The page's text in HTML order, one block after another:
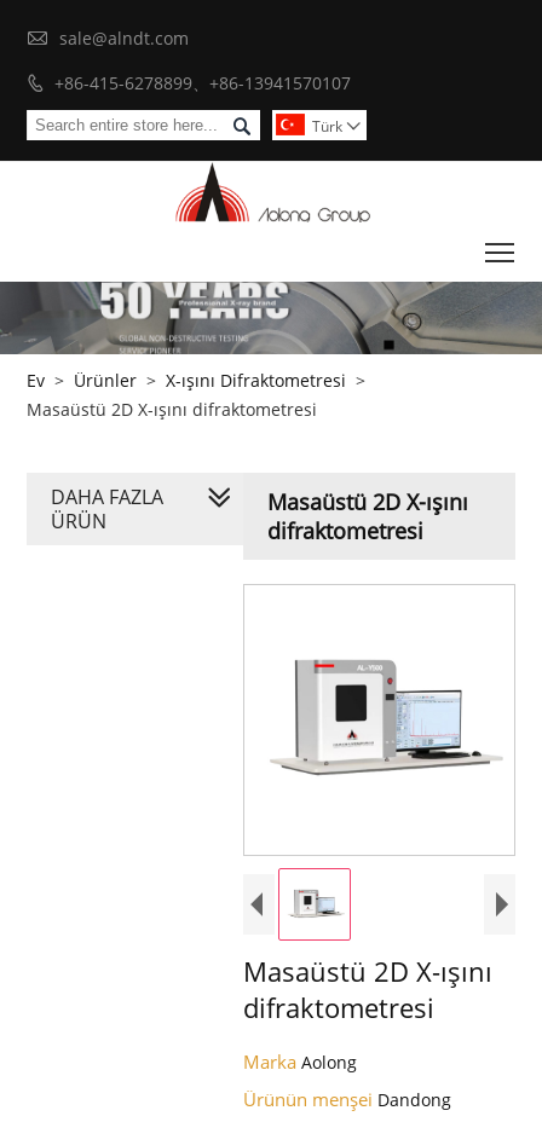
 sale@alndt.com
 +86-415-6278899、+86-13941570107
 Türk 
Ev > Ürünler > X-ışını Difraktometresi >
Masaüstü 2D X-ışını difraktometresi
Masaüstü 2D X-ışını
difraktometresi
Masaüstü 2D X-ışını
difraktometresi
Marka Aolong
Ürünün menşei Dandong
DAHA FAZLA
ÜRÜN